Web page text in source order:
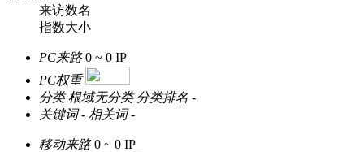
来访数名
指数大小
PC来路 0 ~ 0 IP
PC权重
分类 根域无分类 分类排名 -
关键词 - 相关词 -
移动来路 0 ~ 0 IP